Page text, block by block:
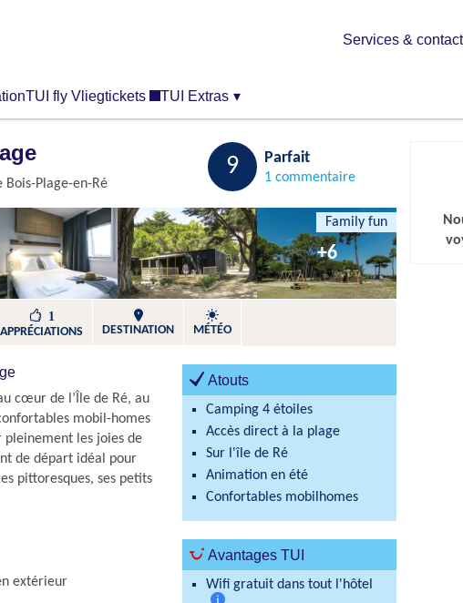
TUI fly Vliegtickets TUI Extras ▾
Services & contact
Bois-Plage-en-Ré
Family fun
9 Parfait
1 commentaire
+6
1
APPRÉCIATIONS
DESTINATION MÉTÉO
cœur de l’Île de Ré, au
mobil-homes
pleinement les joies de
de départ idéal pour
pittoresques, ses petits
extérieur
Atouts
Camping 4 étoiles
Accès direct à la plage
Sur l'île de Ré
Animation en été
Confortables mobilhomes
Avantages TUI
Wifi gratuit dans tout l'hôtel